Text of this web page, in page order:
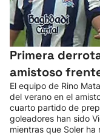
Primera
amistoso
El equipo de Rino
del verano en el
cuarto partido de
goleadores han sido
mientras que Soler